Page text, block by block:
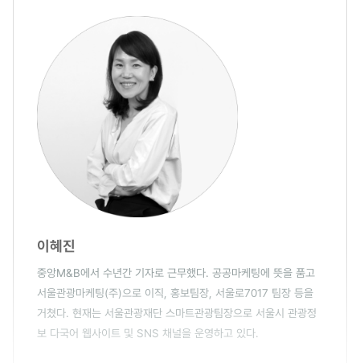
이혜진
중앙M&B에서 수년간 기자로 근무했다. 공공마케팅에 뜻을 품고
서울관광마케팅(주)으로 이직, 홍보팀장, 서울로7017 팀장 등을
거쳤다. 현재는 서울관광재단 스마트관광팀장으로 서울시 관광정
보 다국어 웹사이트 및 SNS 채널을 운영하고 있다.